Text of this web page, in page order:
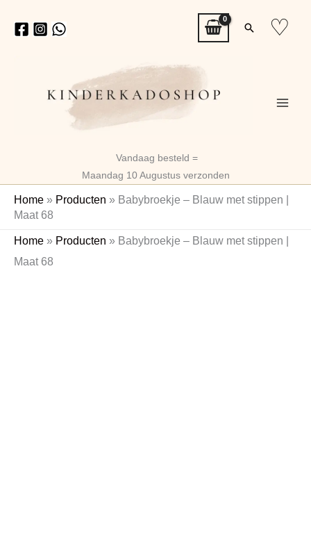
naar
Zoeken
♡
Vandaag besteld =
Maandag 10 Augustus verzonden
Home » Producten » Babybroekje – Blauw met stippen |
Maat 68
Home » Producten » Babybroekje – Blauw met stippen |
Maat 68
Babybroekje
Blauw